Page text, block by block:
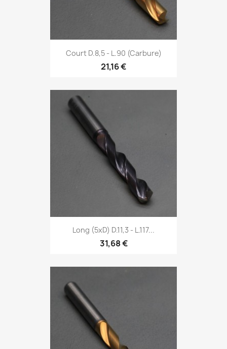
Court D.8,5 - L.90 (Carbure)
21,16 €
Long (5xD) D.11,3 - L.117...
31,68 €